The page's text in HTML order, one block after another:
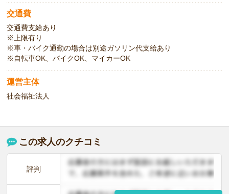
交通費
交通費支給あり
※上限有り
※車・バイク通勤の場合は別途ガソリン代支給あり
※自転車OK、バイクOK、マイカーOK
運営主体
社会福祉法人
この求人のクチコミ
評判